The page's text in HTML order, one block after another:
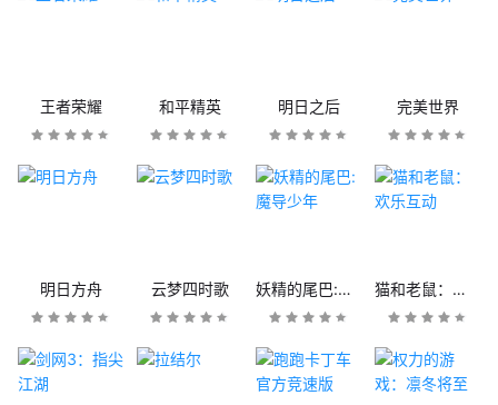
王者荣耀 和平精英 明日之后 完美世界
明日方舟 云梦四时歌 妖精的尾巴:魔导少年 猫和老鼠：欢乐互动